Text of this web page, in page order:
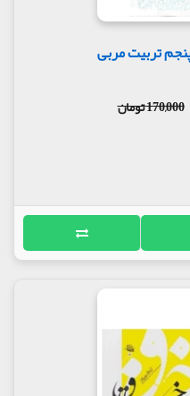
تربیت مربی
170,000 تومان